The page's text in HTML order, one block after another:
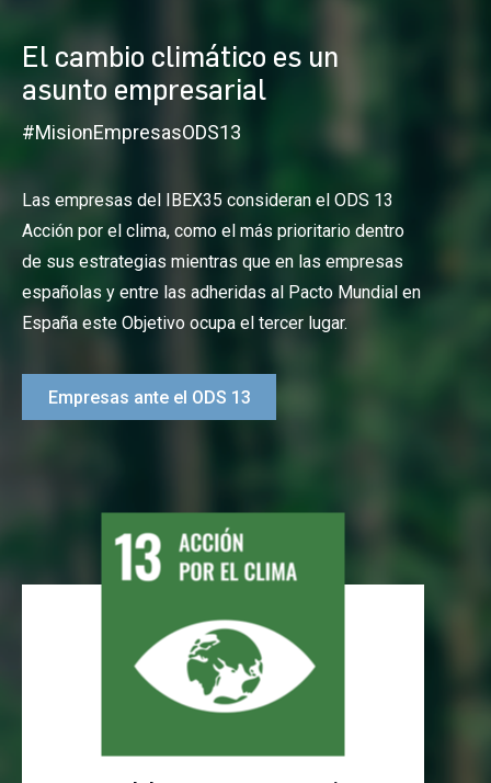
El cambio climático es un
asunto empresarial
#MisionEmpresasODS13
Las empresas del IBEX35 consideran el ODS 13
Acción por el clima, como el más prioritario dentro
de sus estrategias mientras que en las empresas
españolas y entre las adheridas al Pacto Mundial en
España este Objetivo ocupa el tercer lugar.
Empresas ante el ODS 13